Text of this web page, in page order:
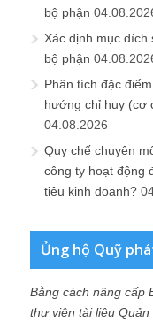
bộ phận
Xác định mục đích
bộ phận
Phân tích đặc
hướng chỉ huy (cơ
04.08.2026
Quy chế chuyên
công ty hoạt động
tiêu kinh doanh?
Ủng hộ Quỹ
Bằng cách nâng cấp
thư viện tài liệu